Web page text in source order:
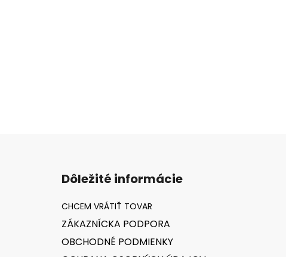
Dôležité informácie
ZÁKAZNÍCKA PODPORA
OBCHODNÉ PODMIENKY